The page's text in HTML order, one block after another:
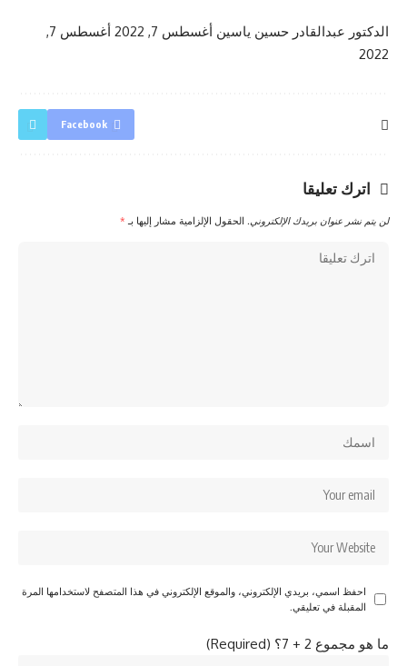
الدكتور عبدالقادر حسين ياسين أغسطس 7, 2022
أغسطس 7,
2022
Facebook
اترك تعليقا
لن يتم نشر عنوان بريدك الإلكتروني. الحقول الإلزامية مشار إليها بـ *
احفظ اسمي، بريدي الإلكتروني، والموقع الإلكتروني في هذا المتصفح لاستخدامها المرة
المقبلة في تعليقي.
ما هو مجموع 2 + 7؟ (Required)